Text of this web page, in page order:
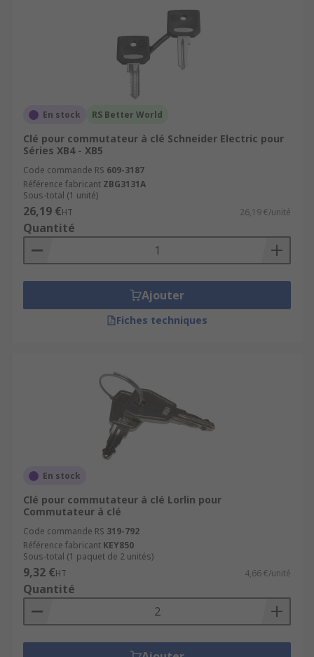
En stock RS Better World
Clé pour commutateur à clé Schneider Electric pour
Séries XB4 - XB5
Code commande RS 609-3187
Référence fabricant ZBG3131A
Sous-total (1 unité)
26,19 €HT 26,19 €/unité
Quantité
Ajouter
Fiches techniques
En stock
Clé pour commutateur à clé Lorlin pour
Commutateur à clé
Code commande RS 319-792
Référence fabricant KEY850
Sous-total (1 paquet de 2 unités)
9,32 €HT 4,66 €/unité
Quantité